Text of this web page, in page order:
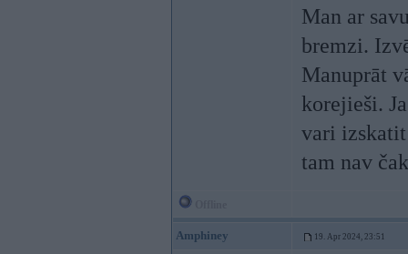
Man ar
bremzi.
Manuprāt
korejieši.
vari
tam nav
Amphiney 19. Apr 2024, 23:51